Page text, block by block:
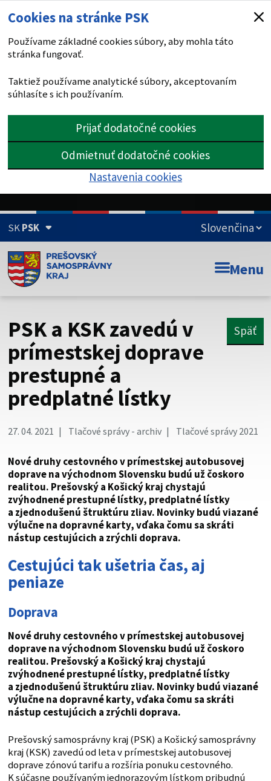
Cookies na stránke PSK
Používame základné cookies súbory, aby mohla táto
stránka fungovať.
Taktiež používame analytické súbory, akceptovaním
súhlasíte s ich používaním.
Prijať dodatočné cookies
Odmietnuť dodatočné cookies
Nastavenia cookies
SKPSK
Doména psk.sk je oficiálna
Toto je oficiálna webová stránka Prešovského
Táto stránka je zabezpečená
Buďte pozorní a vždy sa uistite, že zdieľate informácie iba
cez zabezpečenú webovú stránku. Zabezpečená stránka
vždy začína https:// pred názvom domény webového sídla.
Menu
PSK a KSK zavedú v
prímestskej doprave
prestupné a
predplatné lístky
Späť
27. 04. 2021 Tlačové správy - archiv Tlačové správy 2021
Nové druhy cestovného v prímestskej autobusovej
doprave na východnom Slovensku budú už čoskoro
realitou. Prešovský a Košický kraj chystajú
zvýhodnené prestupné lístky, predplatné lístky
a zjednodušenú štruktúru zliav. Novinky budú viazané
výlučne na dopravné karty, vďaka čomu sa skráti
nástup cestujúcich a zrýchli doprava.
Cestujúci tak ušetria čas, aj
peniaze
Doprava
Nové druhy cestovného v prímestskej autobusovej
doprave na východnom Slovensku budú už čoskoro
realitou. Prešovský a Košický kraj chystajú
zvýhodnené prestupné lístky, predplatné lístky
a zjednodušenú štruktúru zliav. Novinky budú viazané
výlučne na dopravné karty, vďaka čomu sa skráti
nástup cestujúcich a zrýchli doprava.
Prešovský samosprávny kraj (PSK) a Košický samosprávny
kraj (KSK) zavedú od leta v prímestskej autobusovej
doprave zónovú tarifu a rozšíria ponuku cestovného.
K súčasne používaným jednorazovým lístkom pribudnú